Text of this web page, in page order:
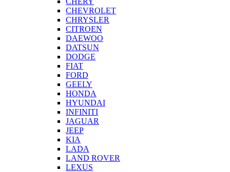
CHEVROLET
CHRYSLER
CITROEN
DAEWOO
DATSUN
DODGE
FIAT
FORD
GEELY
HONDA
HYUNDAI
INFINITI
JAGUAR
JEEP
KIA
LADA
LAND ROVER
LEXUS